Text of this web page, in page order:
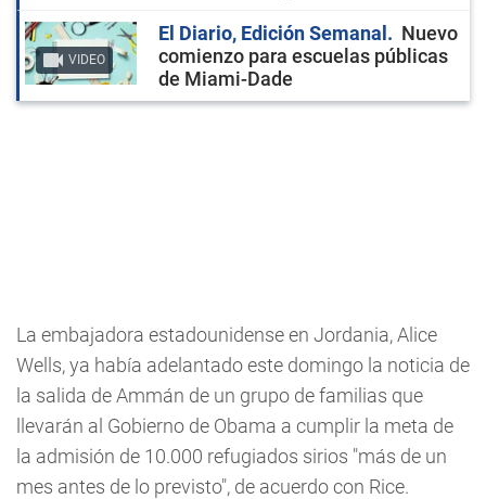
VIDEO
El Diario, Edición Semanal
Nuevo
comienzo para escuelas públicas
de Miami-Dade
La embajadora estadounidense en Jordania, Alice
Wells, ya había adelantado este domingo la noticia de
la salida de Ammán de un grupo de familias que
llevarán al Gobierno de Obama a cumplir la meta de
la admisión de 10.000 refugiados sirios "más de un
mes antes de lo previsto", de acuerdo con Rice.